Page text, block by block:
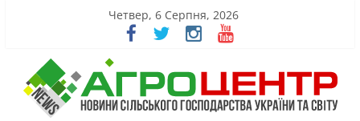
Четвер, 6 Серпня, 2026